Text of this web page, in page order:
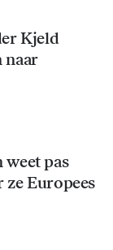
Kjeld
naar
pas
ze Europees